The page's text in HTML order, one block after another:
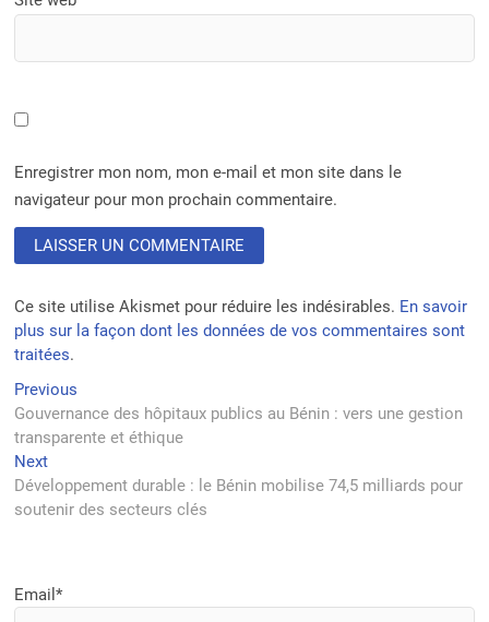
Enregistrer mon nom, mon e-mail et mon site dans le
navigateur pour mon prochain commentaire.
Ce site utilise Akismet pour réduire les indésirables. En savoir
plus sur la façon dont les données de vos commentaires sont
traitées.
Navigation
de
l’article
Previous
post:
Gouvernance des hôpitaux publics au Bénin : vers une gestion
transparente et éthique
NextNext
post:
Développement durable : le Bénin mobilise 74,5 milliards pour
soutenir des secteurs clés
Email*